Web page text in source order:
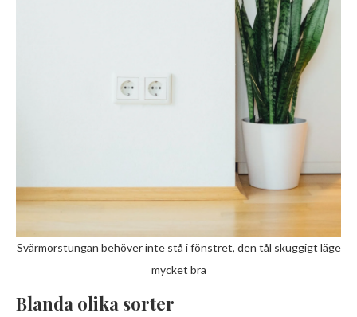
Svärmorstungan behöver inte stå i fönstret, den tål skuggigt läge
mycket bra
Blanda olika sorter